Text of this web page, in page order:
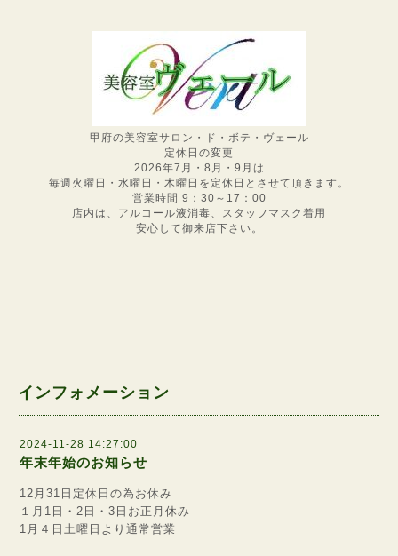
甲府の美容室サロン・ド・ボテ・ヴェール
定休日の変更
2026年7月・8月・9月は
毎週火曜日・水曜日・木曜日を定休日とさせて頂きます。
営業時間 9：30～17：00
店内は、アルコール液消毒、スタッフマスク着用
安心して御来店下さい。
インフォメーション
2024-11-28 14:27:00
年末年始のお知らせ
12月31日定休日の為お休み
１月1日・2日・3日お正月休み
1月４日土曜日より通常営業